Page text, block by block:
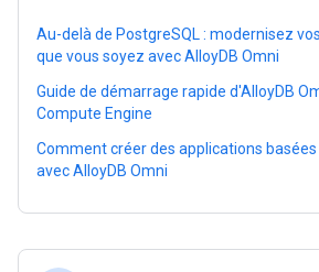
Au-delà de PostgreSQL : modernisez
que vous soyez avec AlloyDB Omni
Guide de démarrage rapide d'AlloyDB
Compute Engine
Comment créer des applications
avec AlloyDB Omni